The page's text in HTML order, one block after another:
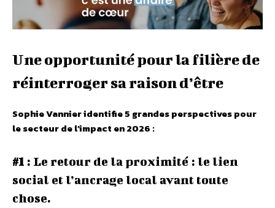
Une opportunité pour la filière de
réinterroger sa raison d’être
Sophie Vannier identifie 5 grandes perspectives pour
le secteur de l’impact en 2026 :
#1 : Le retour de la proximité : le lien
social et l’ancrage local avant toute
chose.